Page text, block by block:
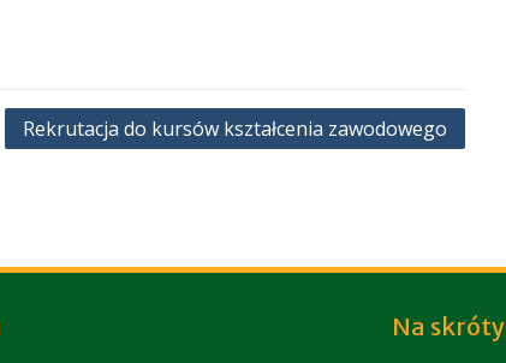
Rekrutacja do kursów kształcenia zawodowego
Na skróty